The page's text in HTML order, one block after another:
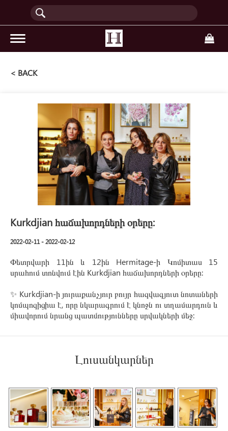
< BACK
Kurkdjian հաճախորդների օրերը:
2022-02-11 - 2022-02-12
Փետրվարի 11ին և 12ին Hermitage-ի Կոմիտաս 15
սրահում տոնվում էին Kurkdjian հաճախորդների օրերը:
✨ Kurkdjian-ի յուրաքանչյուր բույր հազվագյուտ նոտաների
կոմպոզիցիա է, որը նկարագրում է կնոջն ու տղամարդուն և
միավորում նրանց պատմությունները սրվակների մեջ:
Լուսանկարներ